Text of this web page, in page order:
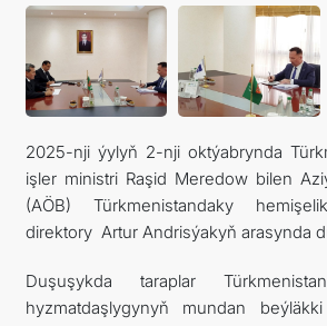
2025-nji ýylyň 2-nji oktýabrynda
işler ministri Raşid Meredow bilen
(AÖB) Türkmenistandaky
direktory Artur Andrisýakyň arasynda
Duşuşykda taraplar
hyzmatdaşlygynyň mundan